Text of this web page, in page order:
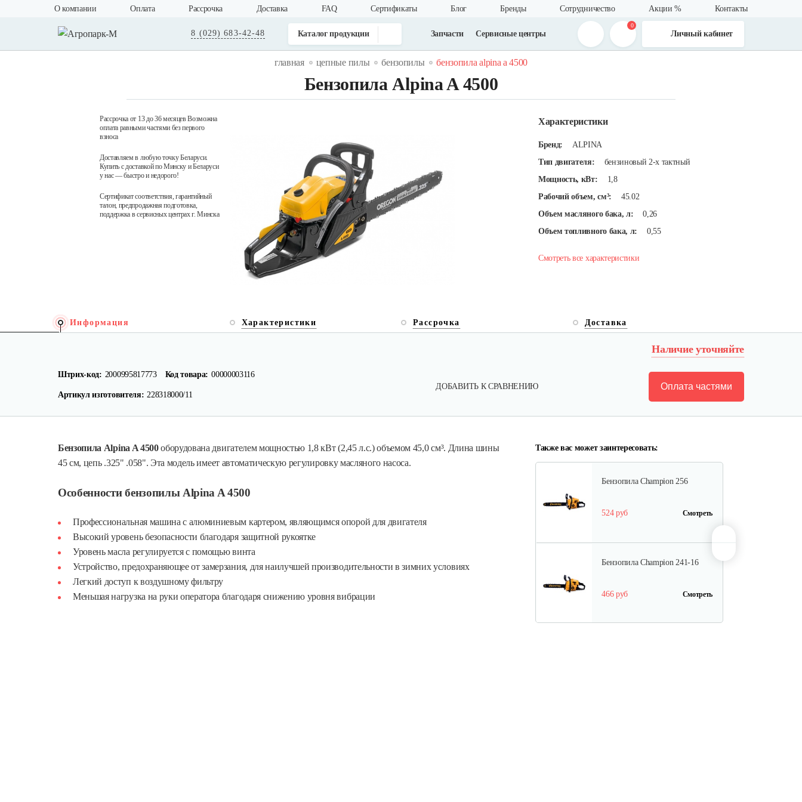
О компании Оплата Рассрочка Доставка FAQ Cертификаты Блог Бренды Сотрудничество Акции % Контакты
8 (029) 683-42-48 Каталог продукции Запчасти Сервисные центры
0
Личный кабинет
главная цепные пилы бензопилы бензопила alpina a 4500
Бензопила Alpina A 4500
Рассрочка от 13 до 36 месяцев Возможна
оплата равными частями без первого
взноса
Доставляем в любую точку Беларуси.
Купить с доставкой по Минску и Беларуси
у нас — быстро и недорого!
Сертификат соответствия, гарантийный
талон, предпродажная подготовка,
поддержка в сервисных центрах г. Минска
Характеристики
Бренд:
ALPINA
Тип двигателя:
бензиновый 2-х тактный
Мощность, кВт:
1,8
Рабочий объем, см³:
45.02
Объем масляного бака, л:
0,26
Объем топливного бака, л:
0,55
Смотреть все характеристики
Информация Характеристики Рассрочка Доставка
Наличие уточняйте
Штрих-код: 2000995817773 Код товара: 00000003116
Артикул изготовителя: 228318000/11
ДОБАВИТЬ К СРАВНЕНИЮ Оплата частями
Бензопила Alpina A 4500оборудована двигателем мощностью 1,8 кВт (2,45 л.с.) объемом 45,0 см³. Длина шины
45 см, цепь .325" .058". Эта модель имеет автоматическую регулировку масляного насоса.
Особенности бензопилы Alpina A 4500
Профессиональная машина с алюминиевым картером, являющимся опорой для двигателя
Высокий уровень безопасности благодаря защитной рукоятке
Уровень масла регулируется с помощью винта
Устройство, предохраняющее от замерзания, для наилучшей производительности в зимних условиях
Легкий доступ к воздушному фильтру
Меньшая нагрузка на руки оператора благодаря снижению уровня вибрации
Также вас может заинтересовать:
Пила бензиновая Solo by Al-ko
Comfort…
Смотреть
Бензопила Solo by AL-KO
Бензопила Champion 256
524 руб Смотреть
Бензопила Champion 241-16
466 руб Смотреть